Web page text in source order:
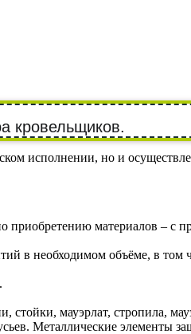
кровельщиков.
исполнении, но и
приобретению материалов – с
в необходимом объёме, в том
мауэрлат, стропила,
Металлические элементы